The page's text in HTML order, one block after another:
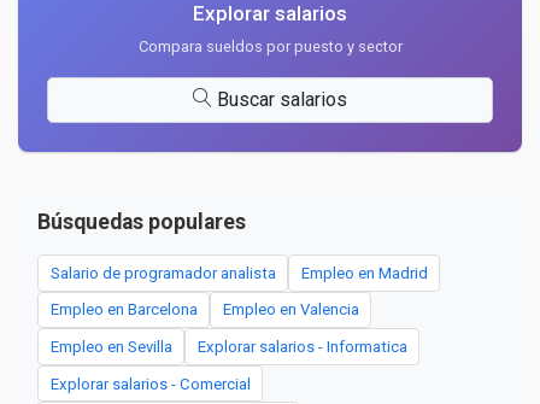
Explorar salarios
Compara sueldos por puesto y sector
Buscar salarios
Búsquedas populares
Salario de programador analista Empleo en Madrid
Empleo en Barcelona Empleo en Valencia
Empleo en Sevilla Explorar salarios - Informatica
Explorar salarios - Comercial